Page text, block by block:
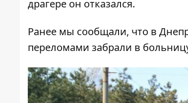
драгере он отказался.
Ранее мы сообщали, что в
переломами забрали в